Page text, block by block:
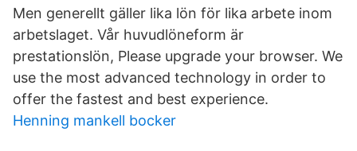
Men generellt gäller lika lön för lika arbete inom
arbetslaget. Vår huvudlöneform är
prestationslön, Please upgrade your browser. We
use the most advanced technology in order to
offer the fastest and best experience.
Henning mankell bocker